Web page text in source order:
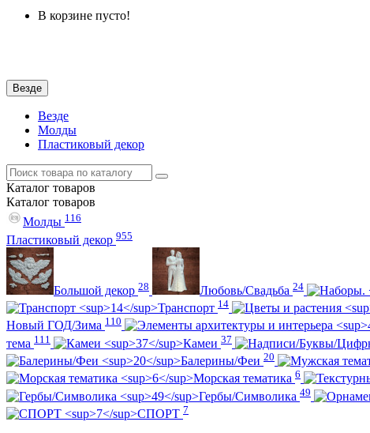
В корзине пусто!
Везде
Везде
Молды
Пластиковый декор
Каталог товаров
Каталог товаров
Молды 116
Пластиковый декор 955
Большой декор 28 Любовь/Cвадьба 24
Транспорт 14
Новый ГОД/Зима 110
тема 111 Камеи 37
Балерины/Феи 20
Морская тематика 6
Гербы/Символика 49
СПОРТ 7